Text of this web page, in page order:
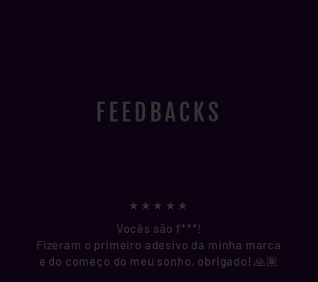
FEEDBACKS
★★★★★
Vocês são f***!
Fizeram o primeiro adesivo da minha marca
e do começo do meu sonho, obrigado! 🙏🏽